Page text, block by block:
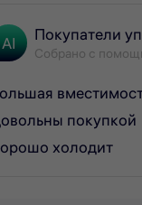
AI Покупатели
Собрано с
покупкой
холодит